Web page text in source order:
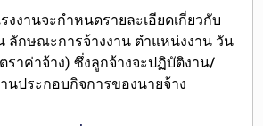
งงานจะกำหนดรายละเอียดเกี่ยวกับ
ลักษณะการจ้างงาน ตำแหน่งงาน วัน
ราค่าจ้าง) ซึ่งลูกจ้างจะปฏิบัติงาน/
นประกอบกิจการของนายจ้าง